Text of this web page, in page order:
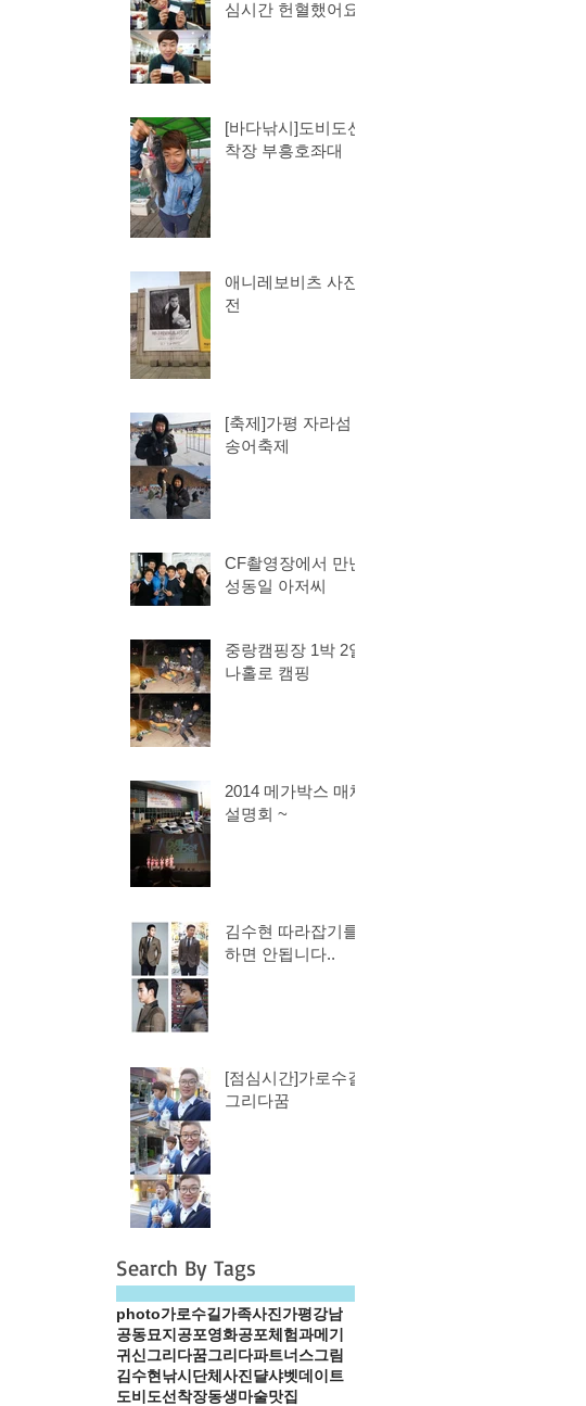
심시간 헌혈했어요
[바다낚시]도비도선
착장 부흥호좌대
애니레보비츠 사진
전
[축제]가평 자라섬
송어축제
CF촬영장에서 만난
성동일 아저씨
중랑캠핑장 1박 2일
나홀로 캠핑
2014 메가박스 매체
설명회 ~
김수현 따라잡기를
하면 안됩니다..
[점심시간]가로수길
그리다꿈
Search By Tags
photo가로수길 가족사진 가평강남
공동묘지 공포영화공포체험과메기
귀신 그리다꿈그리다파트너스그림
김수현 낚시 단체사진 댤샤벳데이트
도비도선착장동생마술맛집